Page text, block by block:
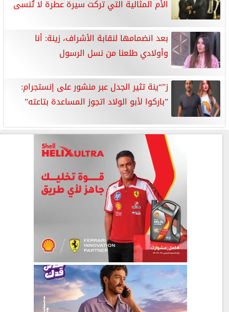
الأم المثالية التي تركت سيرة عطرة لا تُنسى
بعد انضمامها لنقابة الأشراف، زينة: أنا
وأولادي طلعنا من نسل الرسول
ز”“ينة تثير الجدل عبر منشور على إنستجرام:
”باركوا لأبو الولاد اتجوز المساعدة بتاعته”